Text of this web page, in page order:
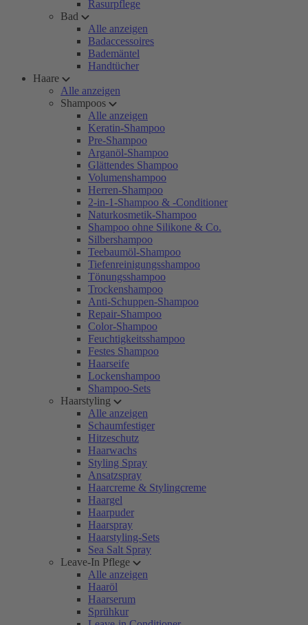
Rasurpflege
Bad
Alle anzeigen
Badaccessoires
Bademäntel
Handtücher
Haare
Alle anzeigen
Shampoos
Alle anzeigen
Keratin-Shampoo
Pre-Shampoo
Arganöl-Shampoo
Glättendes Shampoo
Volumenshampoo
Herren-Shampoo
2-in-1-Shampoo & -Conditioner
Naturkosmetik-Shampoo
Shampoo ohne Silikone & Co.
Silbershampoo
Teebaumöl-Shampoo
Tiefenreinigungsshampoo
Tönungsshampoo
Trockenshampoo
Anti-Schuppen-Shampoo
Repair-Shampoo
Color-Shampoo
Feuchtigkeitsshampoo
Festes Shampoo
Haarseife
Lockenshampoo
Shampoo-Sets
Haarstyling
Alle anzeigen
Schaumfestiger
Hitzeschutz
Haarwachs
Styling Spray
Ansatzspray
Haarcreme & Stylingcreme
Haargel
Haarpuder
Haarspray
Haarstyling-Sets
Sea Salt Spray
Leave-In Pflege
Alle anzeigen
Haaröl
Haarserum
Sprühkur